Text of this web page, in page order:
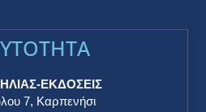
ΕΚΔΟΣΕΙΣ
7, Καρπενήσι